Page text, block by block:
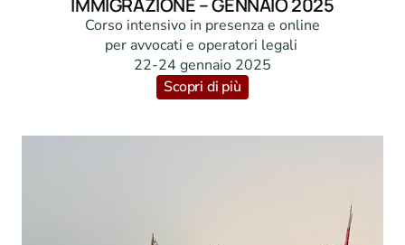
IMMIGRAZIONE – GENNAIO 2025
Corso intensivo in presenza e online
per avvocati e operatori legali
22-24 gennaio 2025
Scopri di più